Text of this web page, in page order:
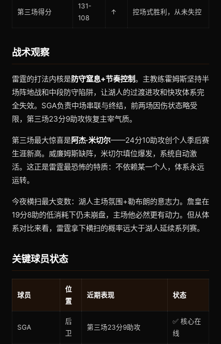
第三场得分
131-
108
↑ 控场式胜利，从未失控
战术观察
雷霆的打法内核是防守窒息+节奏控制。主教练霍姆斯坚持半
场阵地战和中段防守陷阱，让湖人的过渡进攻和快攻体系完
全失效。SGA负责中场串联与终结，前两场因伤状态略受
限，第三场23分9助攻恢复主宰气质。
第三场最大惊喜是阿杰·米切尔——24分10助攻创个人季后赛
生涯新高。威廉姆斯缺阵，米切尔填位爆发，系统自动激
活。这正是雷霆最恐怖的特质：不依赖某一个人，体系永远
运转。
今夜横扫最大变数：湖人主场氛围+勒布朗的意志力。詹皇在
19分8助的低消耗下仍未崩盘，主场他必然更有动力。但从体
系对比来看，雷霆拿下横扫的概率远大于湖人延续系列赛。
关键球员状态
球员
位
置
近期表现 状态
SGA
后
卫
第三场23分9助攻
✅ 核心在
线